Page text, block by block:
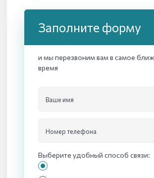
Заполните форму
и мы перезвоним вам в самое
время
Ваше имя
Номер телефона
Выберите удобный способ связи: